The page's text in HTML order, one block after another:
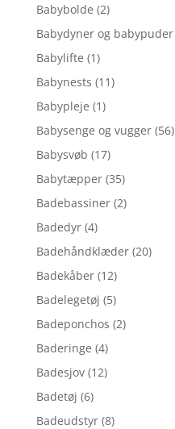
Babybolde (2)
Babydyner og babypuder
Babylifte (1)
Babynests (11)
Babypleje (1)
Babysenge og vugger (56)
Babysvøb (17)
Babytæpper (35)
Badebassiner (2)
Badedyr (4)
Badehåndklæder (20)
Badekåber (12)
Badelegetøj (5)
Badeponchos (2)
Baderinge (4)
Badesjov (12)
Badetøj (6)
Badeudstyr (8)